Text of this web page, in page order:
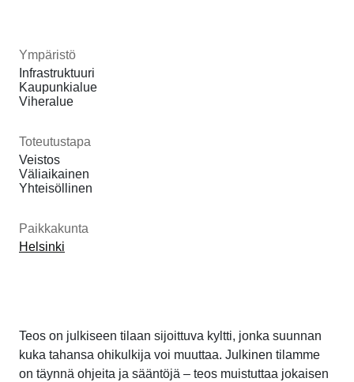
Ympäristö
Infrastruktuuri
Kaupunkialue
Viheralue
Toteutustapa
Veistos
Väliaikainen
Yhteisöllinen
Paikkakunta
Helsinki
Teos on julkiseen tilaan sijoittuva kyltti, jonka suunnan
kuka tahansa ohikulkija voi muuttaa. Julkinen tilamme
on täynnä ohjeita ja sääntöjä – teos muistuttaa jokaisen